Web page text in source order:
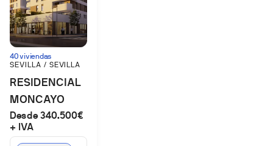
40 viviendas
SEVILLA / SEVILLA
RESIDENCIAL
MONCAYO
PALMAS
ALTAS
Desde 340.500€
+ IVA